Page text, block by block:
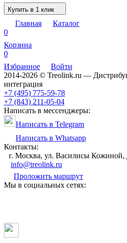
Купить в 1 клик
Главная
Каталог
0
Корзина
0
Избранное
Войти
2014-2026 © Treolink.ru —
интеграция
+7 (495) 775-59-78
+7 (843) 211-05-04
Написать в мессенджеры:
Написать в Telegram
Написать в Whatsapp
Контакты:
г. Москва, ул. Василисы Кожиной,
info@treolink.ru
Проложить маршрут
Мы в социальных сетях: